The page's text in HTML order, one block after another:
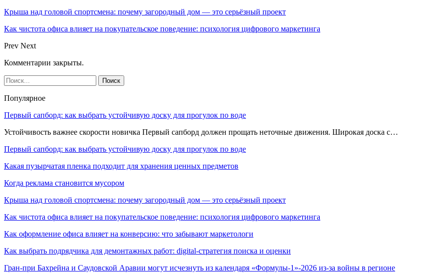
Крыша над головой спортсмена: почему загородный дом — это серьёзный проект
Как чистота офиса влияет на покупательское поведение: психология цифрового маркетинга
Prev Next
Комментарии закрыты.
Популярное
Первый сапборд: как выбрать устойчивую доску для прогулок по воде
Устойчивость важнее скорости новичка Первый сапборд должен прощать неточные движения. Широкая доска с…
Первый сапборд: как выбрать устойчивую доску для прогулок по воде
Какая пузырчатая пленка подходит для хранения ценных предметов
Когда реклама становится мусором
Крыша над головой спортсмена: почему загородный дом — это серьёзный проект
Как чистота офиса влияет на покупательское поведение: психология цифрового маркетинга
Как оформление офиса влияет на конверсию: что забывают маркетологи
Как выбрать подрядчика для демонтажных работ: digital-стратегия поиска и оценки
Гран-при Бахрейна и Саудовской Аравии могут исчезнуть из календаря «Формулы-1»-2026 из-за войны в регионе